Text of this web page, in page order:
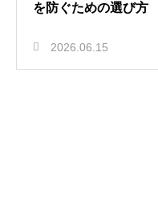
を防ぐための選び方
2026.06.15